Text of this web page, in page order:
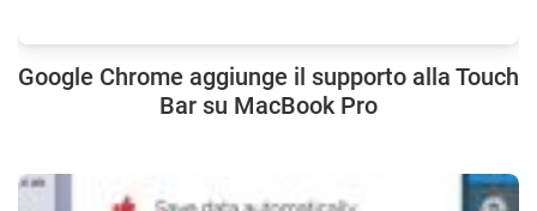
Google Chrome aggiunge il supporto alla Touch
Bar su MacBook Pro